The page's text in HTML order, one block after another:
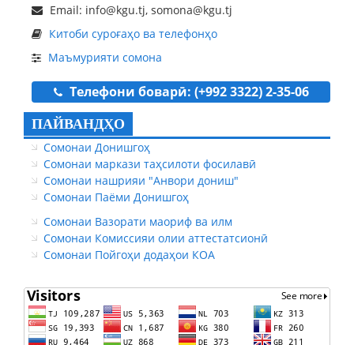
Email: info@kgu.tj, somona@kgu.tj
Китоби суроғаҳо ва телефонҳо
Маъмурияти сомона
Телефони боварӣ: (+992 3322) 2-35-06
ПАЙВАНДҲО
Сомонаи Донишгоҳ
Сомонаи маркази таҳсилоти фосилавӣ
Сомонаи нашрияи "Анвори дониш"
Сомонаи Паёми Донишгоҳ
Сомонаи Вазорати маориф ва илм
Сомонаи Комиссияи олии аттестатсионӣ
Сомонаи Пойгоҳи додаҳои КОА